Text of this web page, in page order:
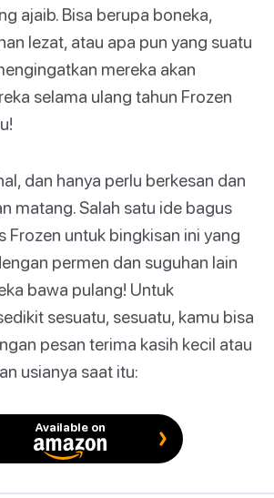
ajaib. Bisa berupa boneka,
lezat, atau apa pun yang suatu
mereka akan
selama ulang tahun Frozen
dan hanya perlu berkesan dan
matang. Salah satu ide bagus
Frozen untuk bingkisan ini yang
permen dan suguhan lain
bawa pulang! Untuk
sesuatu, sesuatu, kamu bisa
pesan terima kasih kecil atau
usianya saat itu:
Available on